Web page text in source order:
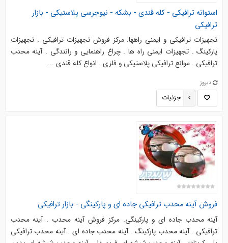
استوانه ترافیکی - کله قندی - بشکه - نیوجرسی پلاستیکی - بازار
ترافیکی
تجهیزات ترافیکی و ایمنی راهها. مرکز فروش تجهیزات ترافیکی . تجهیزات
پارکینگ . تجهیزات ایمنی راه ها . چراغ راهنمایی و رانندگی . آینه محدب
ترافیکی . موانع ترافیکی پلاستیکی و فلزی . انواع کله قندی ...
دیروز
جزئیات
فروش آینه محدب ترافیکی جاده ای و پارکینگی - بازار ترافیکی
آینه محدب جاده ای و پارکینگی. مرکز فروش آینه محدب . آینه محدب
ترافیکی . آینه محدب پارکینگ . آینه محدب جاده ای . آینه محدب ترافیکی